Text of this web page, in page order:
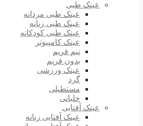
عینک طبی
عینک طبی مردانه
عینک طبی زنانه
عینک طبی کودکانه
عینک کامپیوتر
نیم فریم
بدون فریم
عینک ورزشی
گرد
مستطیلی
خلبانی
عینک آفتابی
عینک آفتابی زنانه